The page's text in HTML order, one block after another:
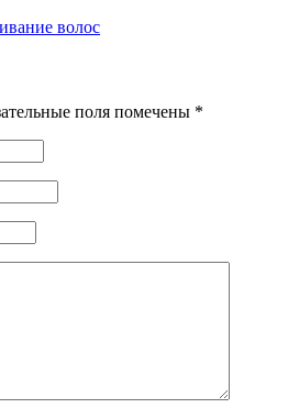
волос
поля помечены *